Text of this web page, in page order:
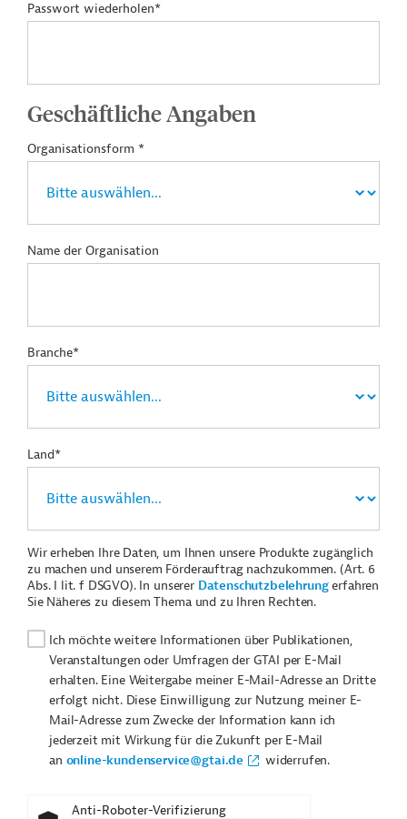
Passwort wiederholen*
Geschäftliche Angaben
Organisationsform *
Name der Organisation
Branche*
Land*
Wir erheben Ihre Daten, um Ihnen unsere Produkte zugänglich
zu machen und unserem Förderauftrag nachzukommen. (Art. 6
Abs. I lit. f DSGVO). In unserer Datenschutzbelehrungerfahren
Sie Näheres zu diesem Thema und zu Ihren Rechten.
Ich möchte weitere Informationen über Publikationen,
Veranstaltungen oder Umfragen der GTAI per E-Mail
erhalten. Eine Weitergabe meiner E-Mail-Adresse an Dritte
erfolgt nicht. Diese Einwilligung zur Nutzung meiner E-
Mail-Adresse zum Zwecke der Information kann ich
jederzeit mit Wirkung für die Zukunft per E-Mail
an online-kundenservice@gtai.de widerrufen.
Anti-Roboter-Verifizierung